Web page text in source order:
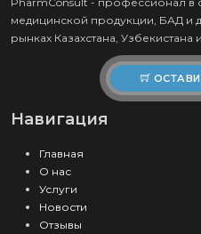
медицинской продукции, БАД и
рынках Казахстана, Узбекистана
Навигация
Главная
О нас
Услуги
Новости
Отзывы